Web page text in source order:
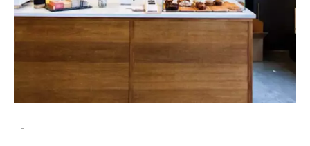
-